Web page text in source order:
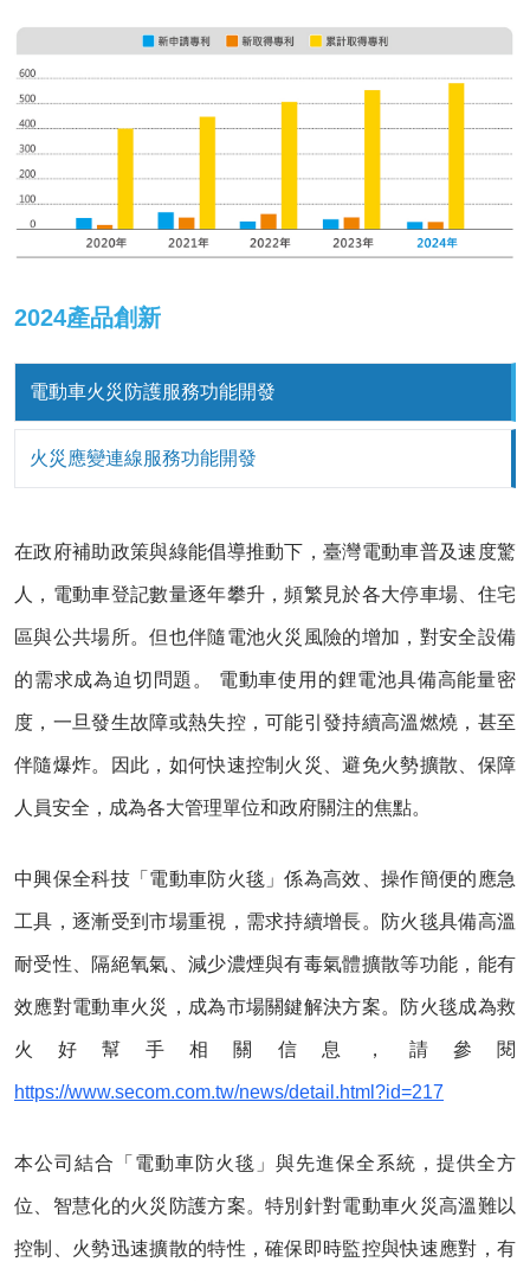
2024產品創新
電動車火災防護服務功能開發
火災應變連線服務功能開發
在政府補助政策與綠能倡導推動下，臺灣電動車普及速度驚
人，電動車登記數量逐年攀升，頻繁見於各大停車場、住宅
區與公共場所。但也伴隨電池火災風險的增加，對安全設備
的需求成為迫切問題。 電動車使用的鋰電池具備高能量密
度，一旦發生故障或熱失控，可能引發持續高溫燃燒，甚至
伴隨爆炸。因此，如何快速控制火災、避免火勢擴散、保障
人員安全，成為各大管理單位和政府關注的焦點。
中興保全科技「電動車防火毯」係為高效、操作簡便的應急
工具，逐漸受到市場重視，需求持續增長。防火毯具備高溫
耐受性、隔絕氧氣、減少濃煙與有毒氣體擴散等功能，能有
效應對電動車火災，成為市場關鍵解決方案。防火毯成為救
火好幫手相關信息，請參閱
https://www.secom.com.tw/news/detail.html?id=217
本公司結合「電動車防火毯」與先進保全系統，提供全方
位、智慧化的火災防護方案。特別針對電動車火災高溫難以
控制、火勢迅速擴散的特性，確保即時監控與快速應對，有